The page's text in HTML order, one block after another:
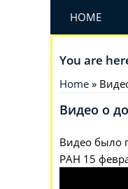
HOME
You are
Home »
Видео о
Видео было
РАН 15